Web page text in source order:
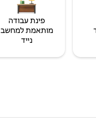
פינת עבודה
מותאמת למחשב
נייד